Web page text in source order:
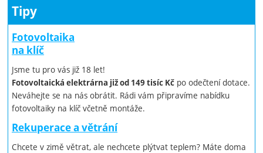
Tipy
Fotovoltaika
na klíč
Jsme tu pro vás již 18 let!
Fotovoltaická elektrárna již od 149 tisíc Kč po odečtení dotace.
Neváhejte se na nás obrátit. Rádi vám připravíme nabídku
fotovoltaiky na klíč včetně montáže.
Rekuperace a větrání
Chcete v zimě větrat, ale nechcete plýtvat teplem? Máte doma